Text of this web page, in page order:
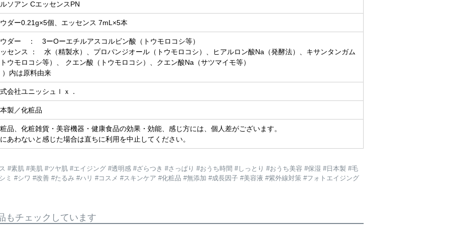
ソアン CエッセンスPN
ダー0.21g×5個、エッセンス 7mL×5本
ダー ： 3ーOーエチルアスコルビン酸（トウモロコシ等）
センス ： 水（精製水）、プロパンジオール（トウモロコシ）、ヒアルロン酸Na（発酵法）、キサンタンガム
ウモロコシ等）、 クエン酸（トウモロコシ）、クエン酸Na（サツマイモ等）
）内は原料由来
会社ユニッシュｌｘ．
製／化粧品
品、化粧雑貨・美容機器・健康食品の効果・効能、感じ方には、個人差がございます。
あわないと感じた場合は直ちに利用を中止してください。
#素肌 #美肌 #ツヤ肌 #エイジング #透明感 #ざらつき #さっぱり #おうち時間 #しっとり #おうち美容 #保湿 #日本製 #毛
ミ #シワ #改善 #たるみ #ハリ #コスメ #スキンケア #化粧品 #無添加 #成長因子 #美容液 #紫外線対策 #フォトエイジング
もチェックしています